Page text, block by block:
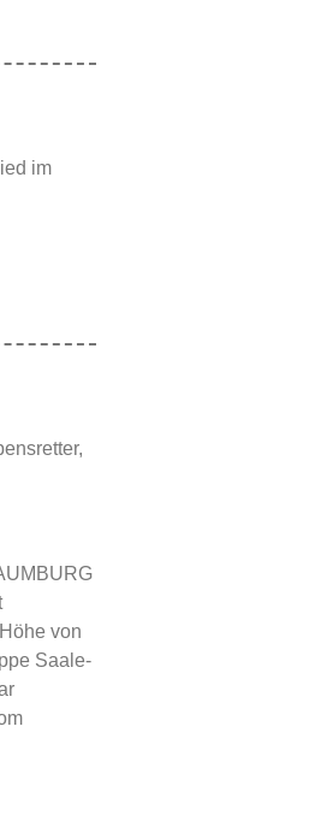
im
von
Saale-